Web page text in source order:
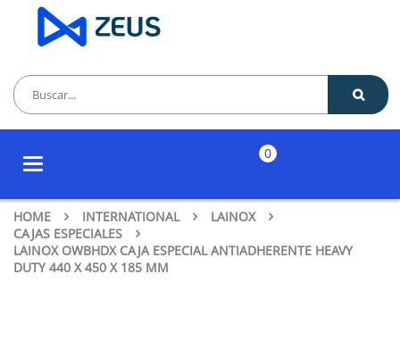
Toggle
0
HOME INTERNATIONAL
LAINOX
CAJAS ESPECIALES
LAINOX OWBHDX CAJA ESPECIAL ANTIADHERENTE HEAVY
DUTY 440 X 450 X 185 MM